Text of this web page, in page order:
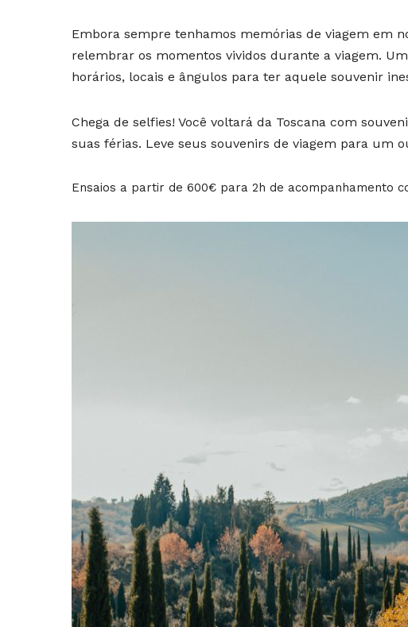
Embora sempre tenhamos memórias de viagem em
relembrar os momentos vividos durante a viagem.
horários, locais e ângulos para ter aquele souvenir
Chega de selfies! Você voltará da Toscana com
suas férias. Leve seus souvenirs de viagem para um
Ensaios a partir de 600€ para 2h de acompanhamento